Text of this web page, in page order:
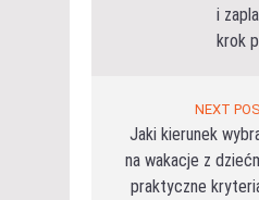
i
krok
NEXT
Jaki kierunek
na wakacje z
praktyczne